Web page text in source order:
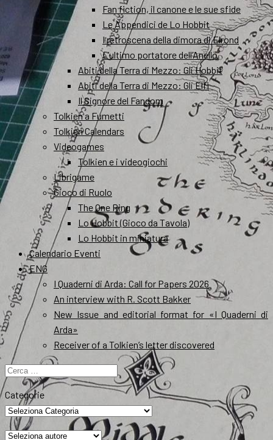
Fan fiction, il canone e le sue sfide
Le Appendici de Lo Hobbit
I retroscena della dimora di Elrond
L’ultimo portatore dell’Anello
Abiti della Terra di Mezzo: Gli Hobbit
Abiti della Terra di Mezzo: Gli Elfi
Il Signore del Fandom
Tolkien a Fumetti
Tolkien Calendars
Videogames
Tolkien e i videogiochi
Librigame
Gioco di Ruolo
The One Ring
Lo Hobbit (Gioco da Tavola)
Lo Hobbit in miniatura
Calendario Eventi
ENG
I Quaderni di Arda: Call for Papers 2026
An interview with R. Scott Bakker
New Issue and editorial format for «I Quaderni di
Arda»
Receiver of a Tolkien’s letter discovered
Ricerca
per:
Categorie